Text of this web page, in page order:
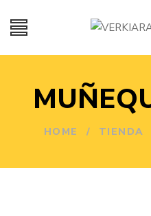
HOME / TIENDA